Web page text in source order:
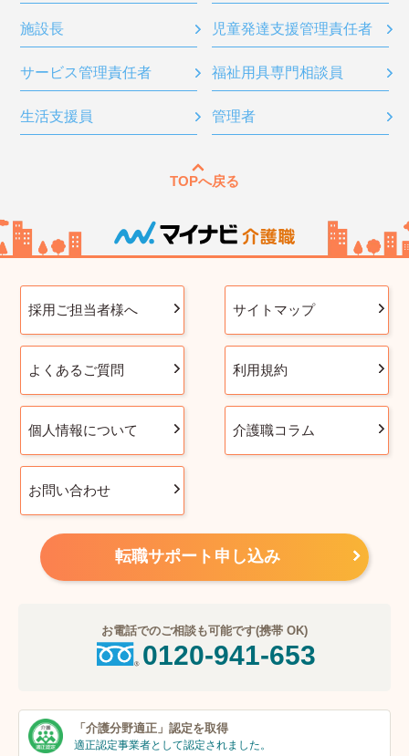
施設長 児童発達支援管理責任者
サービス管理責任者 福祉用具専門相談員
生活支援員 管理者
TOPへ戻る
採用ご担当者様へ サイトマップ
よくあるご質問 利用規約
個人情報について 介護職コラム
お問い合わせ
転職サポート申し込み
お電話でのご相談も可能です(携帯 OK)
0120-941-653
「介護分野適正」 認定を取得
適正認定事業者として認定されました。